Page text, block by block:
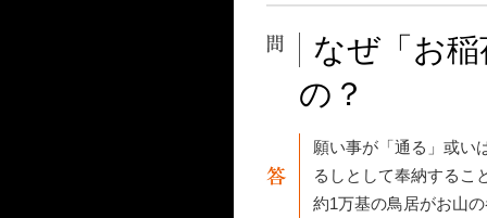
なぜ「お
の？
願い事が「通る」或い
るしとして奉納するこ
約1万基の鳥居がお山